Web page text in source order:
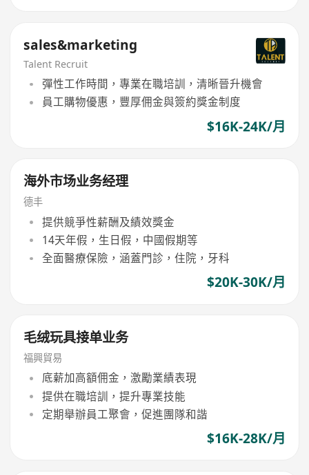
sales&marketing
Talent Recruit
彈性工作時間，專業在職培訓，清晰晉升機會
員工購物優惠，豐厚佣金與簽約獎金制度
$16K-24K/月
海外市场业务经理
德丰
提供競爭性薪酬及績效獎金
14天年假，生日假，中國假期等
全面醫療保險，涵蓋門診，住院，牙科
$20K-30K/月
毛绒玩具接单业务
福興貿易
底薪加高額佣金，激勵業績表現
提供在職培訓，提升專業技能
定期舉辦員工聚會，促進團隊和諧
$16K-28K/月